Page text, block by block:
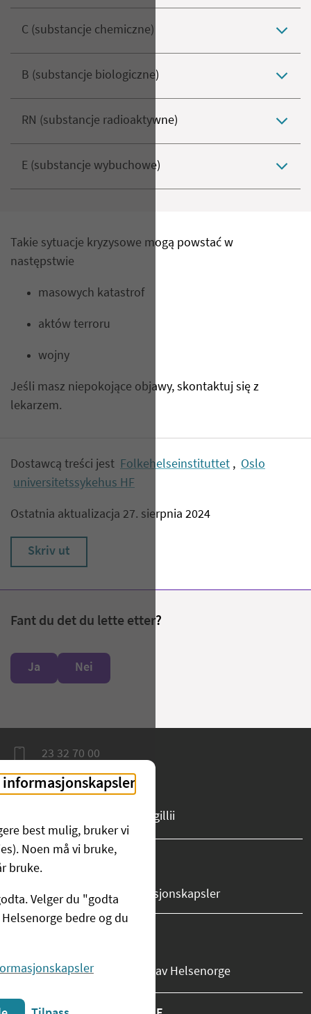
C (substancje chemiczne)
B (substancje biologiczne)
RN (substancje radioaktywne)
E (substancje wybuchowe)
Takie sytuacje kryzysowe mogą powstać w
następstwie
masowych katastrof
aktów terroru
wojny
Jeśli masz niepokojące objawy, skontaktuj się z
lekarzem.
Dostawcą treści jest Folkehelseinstituttet , Oslo
universitetssykehus HF
Ostatnia aktualizacja 27. sierpnia 2024
Skriv ut
Fant du det du lette etter?
Ja Nei